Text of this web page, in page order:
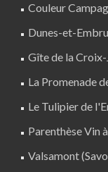
Couleur
Dunes-et-
Gîte de la Croix-
La Promenade
Le Tulipier de
Parenthèse Vin
Valsamont